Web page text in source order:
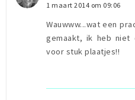
1 maart 2014 om 09:06
Wauwww...wat een
gemaakt, ik heb
voor stuk plaatjes!!